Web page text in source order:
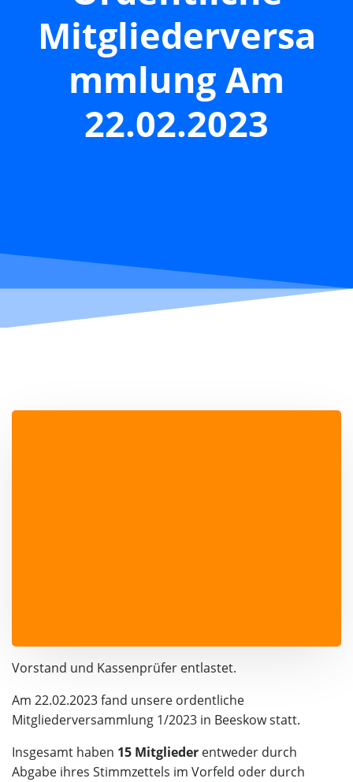
Mitgliederversa
Mmlung Am
22.02.2023
Vorstand und Kassenprüfer entlastet.
Am 22.02.2023 fand unsere ordentliche
Mitgliederversammlung 1/2023 in Beeskow statt.
Insgesamt haben 15 Mitglieder entweder durch
Abgabe ihres Stimmzettels im Vorfeld oder durch